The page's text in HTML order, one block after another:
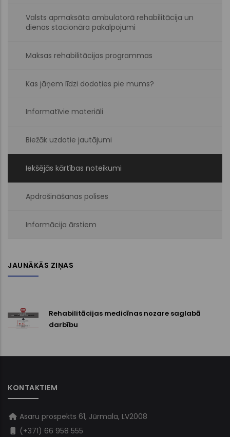
Valsts apmaksāta ambulatorā rehabilitācija un
dienas stacionāra pakalpojumi
Maksas rehabilitācijas programmas
Kas jāņem līdzi dodoties pie mums?
Informatīvie materiāli
Biežāk uzdotie jautājumi
Iekšējās kārtības noteikumi
Apdrošināšanas polises
Informācija ārstiem
JAUNĀKĀS ZIŅAS
Rehabilitācijas medicīnas nozare saglabā
darbību
KONTAKTIEM
Asaru prospekts 61, Jūrmala, LV2008
(+371) 66 958 555